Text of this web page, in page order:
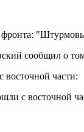
сообщил о
восточной части:
с восточной